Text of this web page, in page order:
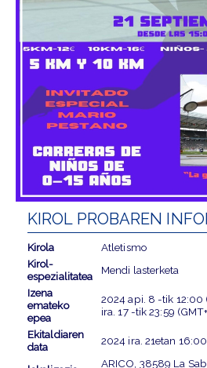
KIROL PROBAREN
Kirola
Atletismo
Kirol-
espezialitatea
Mendi lasterketa
Izena
emateko
epea
2024 api. 8 -tik 12:00
ira. 17-tik23:59
Ekitaldiaren
data
2024 ira. 21etan
ARICO, 38589 La